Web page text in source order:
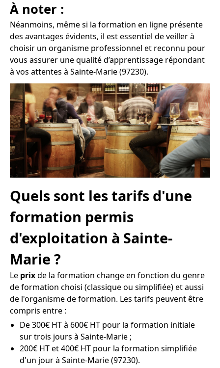
À noter :
Néanmoins, même si la formation en ligne présente
des avantages évidents, il est essentiel de veiller à
choisir un organisme professionnel et reconnu pour
vous assurer une qualité d’apprentissage répondant
à vos attentes à Sainte-Marie (97230).
Quels sont les tarifs d'une
formation permis
d'exploitation à Sainte-
Marie ?
Le prixde la formation change en fonction du genre
de formation choisi (classique ou simplifiée) et aussi
de l'organisme de formation. Les tarifs peuvent être
compris entre :
De 300€ HT à 600€ HT pour la formation initiale
sur trois jours à Sainte-Marie ;
200€ HT et 400€ HT pour la formation simplifiée
d'un jour à Sainte-Marie (97230).